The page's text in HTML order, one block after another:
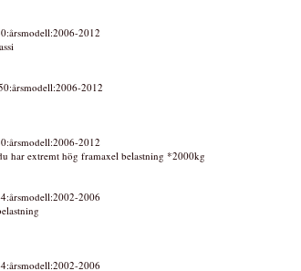
2012
2012
2012
har extremt hög framaxel belastning *2000kg
2006
2006